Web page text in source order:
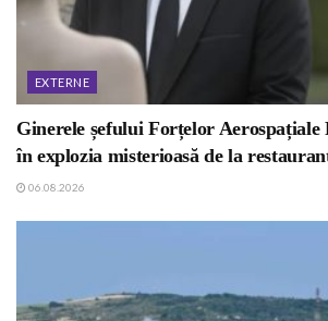
EXTERNE
Ginerele șefului Forțelor
în explozia misterioasă de la
06.08.2026